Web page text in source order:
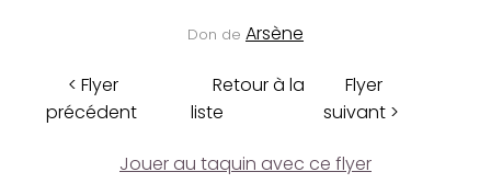
Don de Arsène
< Flyer
précédent
Retour à la
liste
Flyer
suivant >
Jouer au taquin avec ce flyer